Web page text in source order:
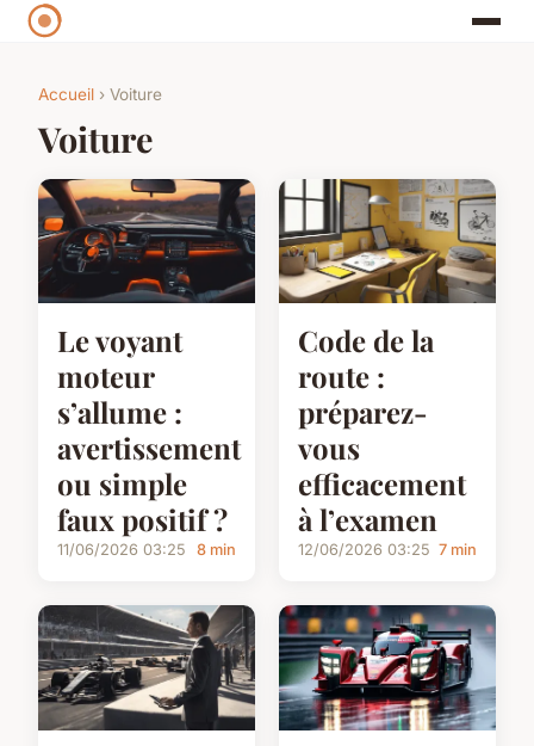
Accueil › Voiture
Voiture
Le voyant
moteur
s’allume :
avertissement
ou simple
faux positif ?
11/06/2026 03:25 8 min
Code de la
route :
préparez-
vous
efficacement
à l’examen
12/06/2026 03:25 7 min